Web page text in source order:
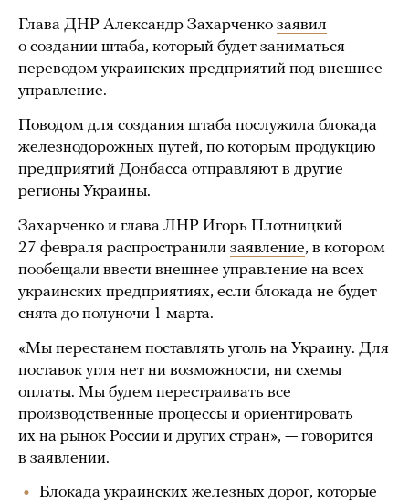
Глава ДНР Александр Захарченко заявил
о создании штаба, который будет заниматься
переводом украинских предприятий под внешнее
управление.
Поводом для создания штаба послужила блокада
железнодорожных путей, по которым продукцию
предприятий Донбасса отправляют в другие
регионы Украины.
Захарченко и глава ЛНР Игорь Плотницкий
27 февраля распространили заявление, в котором
пообещали ввести внешнее управление на всех
украинских предприятиях, если блокада не будет
снята до полуночи 1 марта.
«Мы перестанем поставлять уголь на Украину. Для
поставок угля нет ни возможности, ни схемы
оплаты. Мы будем перестраивать все
производственные процессы и ориентировать
их на рынок России и других стран», — говорится
в заявлении.
Блокада украинских железных дорог, которые